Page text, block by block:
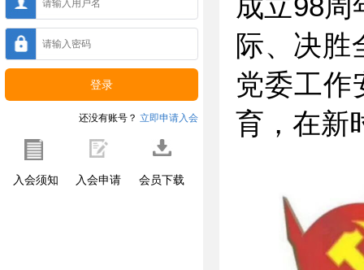
还没有账号？ 立即申请入会
入会须知 入会申请 会员下载
成立98周
际、决胜
党委工作
育，在新